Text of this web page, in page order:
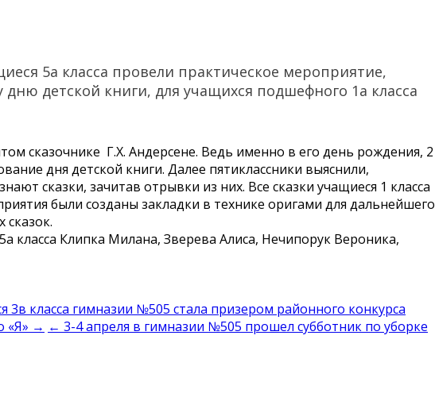
5а класса провели практическое мероприятие,
детской книги, для учащихся подшефного 1а класса
сказочнике Г.Х. Андерсене. Ведь именно в его день рождения, 2
дня детской книги. Далее пятиклассники выяснили,
сказки, зачитав отрывки из них. Все сказки учащиеся 1 класса
были созданы закладки в технике оригами для дальнейшего
класса Клипка Милана, Зверева Алиса, Нечипорук Вероника,
3в класса гимназии №505 стала призером районного конкурса
«Я» → ← 3-4 апреля в гимназии №505 прошел субботник по уборке